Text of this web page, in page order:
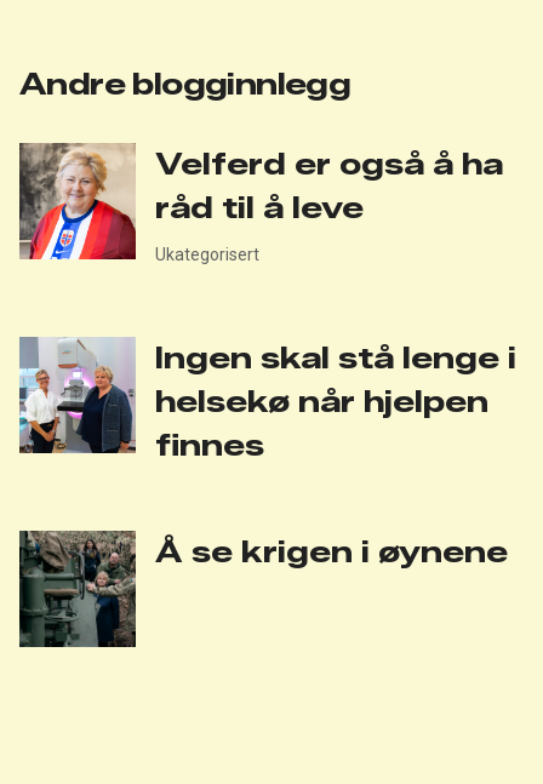
Andre blogginnlegg
Velferd er også å ha
råd til å leve
Ukategorisert
Ingen skal stå lenge i
helsekø når hjelpen
finnes
Å se krigen i øynene